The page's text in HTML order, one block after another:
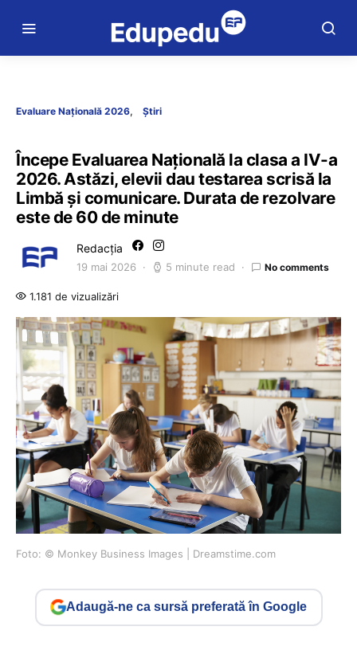
Evaluare Națională 2026 Știri
Începe Evaluarea Națională la clasa a IV-a
2026. Astăzi, elevii dau testarea scrisă la
Limbă și comunicare. Durata de rezolvare
este de 60 de minute
Redacția
19 mai 2026 5 minute read No comments
1.181 de vizualizări
Foto: © Monkey Business Images | Dreamstime.com
Adaugă-ne ca sursă preferată în Google